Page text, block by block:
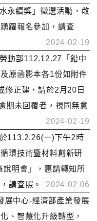
永續獎」徵選活動，敬
躍報名參加，請查
2024-02-19
動部112.12.27「鉛中
原函影本各1份如附件
修正建，請於2月20日
期未回覆者，視同無意
2024-02-19
113.2.26(一)下午2時
環技術暨材料創新研
明會」，惠請轉知所
請查照。
2024-02-06
展中心-經濟部產業發展
、智慧化升級轉型，